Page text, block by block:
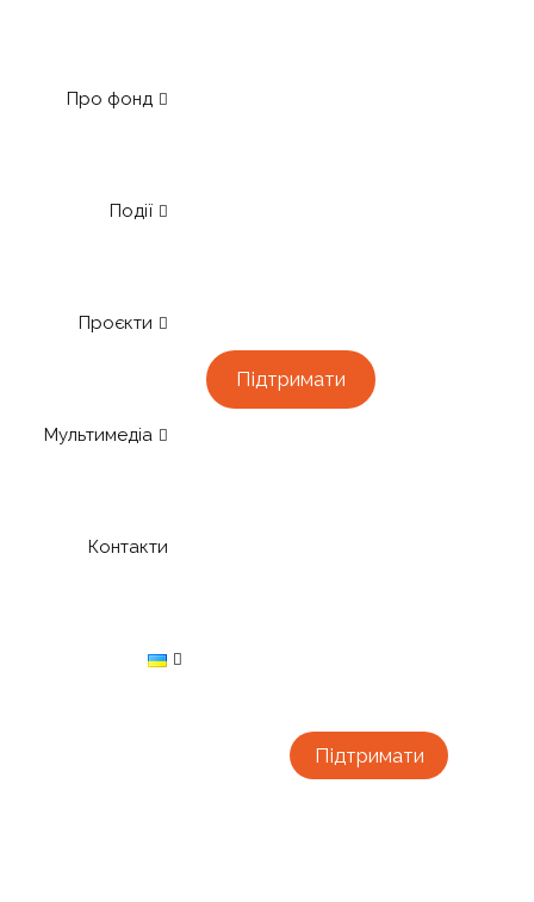
Про фонд
Події
Проєкти
Мультимедіа
Контакти
Підтримати
Підтримати